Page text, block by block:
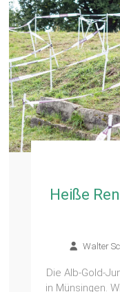
Heiße
Walter
Die Alb-Gold-
in Münsingen.